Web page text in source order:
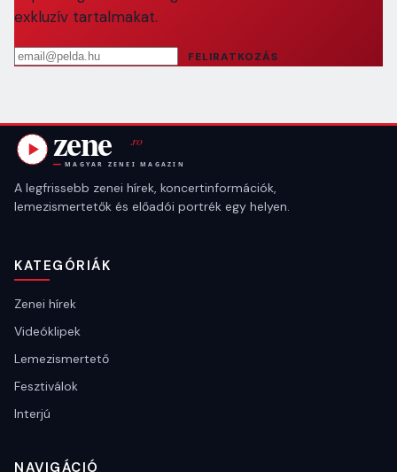
exkluzív tartalmakat.
Email cím
FELIRATKOZÁS
A legfrissebb zenei hírek, koncertinformációk,
lemezismertetők és előadói portrék egy helyen.
KATEGÓRIÁK
Zenei hírek
Videóklipek
Lemezismertető
Fesztiválok
Interjú
NAVIGÁCIÓ